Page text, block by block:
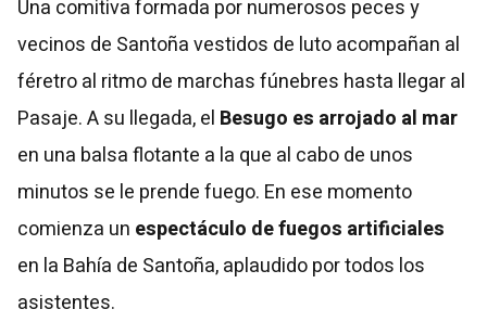
Una comitiva formada por numerosos peces y
vecinos de Santoña vestidos de luto acompañan al
féretro al ritmo de marchas fúnebres hasta llegar al
Pasaje. A su llegada, el Besugo es arrojado al mar
en una balsa flotante a la que al cabo de unos
minutos se le prende fuego. En ese momento
comienza un espectáculo de fuegos artificiales
en la Bahía de Santoña, aplaudido por todos los
asistentes.